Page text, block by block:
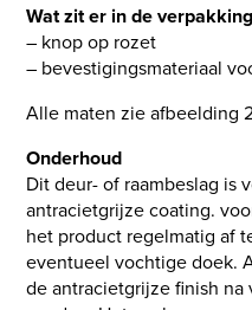
Wat zit er in de
– knop op rozet
– bevestigingsmateriaal
Alle maten zie afbeelding
Onderhoud
Dit deur- of raambeslag is
antracietgrijze coating.
het product regelmatig af
eventueel vochtige doek.
de antracietgrijze finish